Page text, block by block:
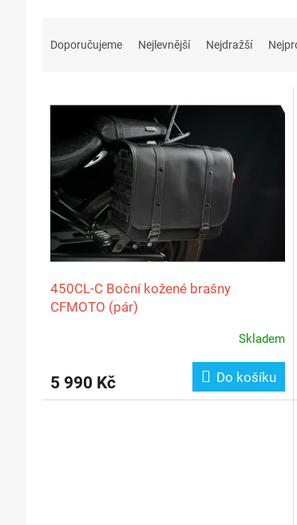
u
ů
Doporučujeme Nejlevnější Nejdražší
d
u
450CL‑C Boční kožené brašny
CFMOTO (pár)
Skladem
5 990 Kč Do košíku